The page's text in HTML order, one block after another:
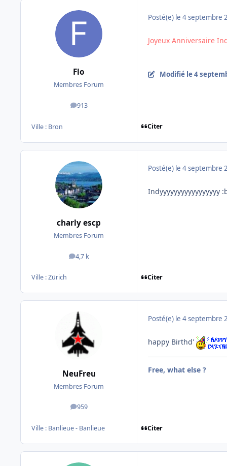
Flo
Membres Forum
913
messages
Ville : Bron
Posté(e) le 4 septembre
Joyeux Anniversaire
Modifié le 4
Citer
charly escp
Membres Forum
4,7 k
messages
Ville :Zürich
Posté(e) le 4 septembre
Indyyyyyyyyyyyyyyyyy
Citer
NeuFreu
Membres Forum
959
messages
Ville : Banlieue - Banlieue
Posté(e) le 4 septembre
happy Birthd'
Free, what else ?
Citer